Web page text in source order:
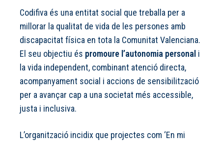
Codifiva és una entitat social que treballa per a
millorar la qualitat de vida de les persones amb
discapacitat física en tota la Comunitat Valenciana.
El seu objectiu és promoure l’autonomia personal i
la vida independent, combinant atenció directa,
acompanyament social i accions de sensibilització
per a avançar cap a una societat més accessible,
justa i inclusiva.
L’organització incidix que projectes com ‘En mi